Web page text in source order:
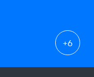
+6